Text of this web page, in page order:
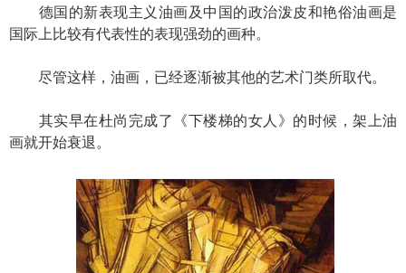
德国的新表现主义油画及中国的政治泼皮和艳俗油画是
国际上比较有代表性的表现强劲的画种。
尽管这样，油画，已经逐渐被其他的艺术门类所取代。
其实早在杜尚完成了《下楼梯的女人》的时候，架上油
画就开始衰退。